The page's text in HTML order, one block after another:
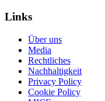
Links
Über uns
Media
Rechtliches
Nachhaltigkeit
Privacy Policy
Cookie Policy